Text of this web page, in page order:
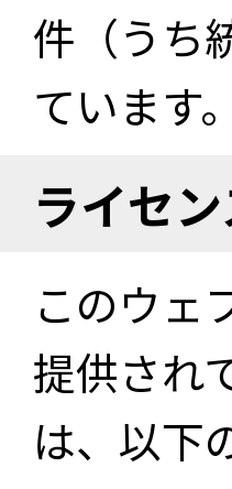
件（うち
ています。
ライセ
このウェ
提供され
は、以下